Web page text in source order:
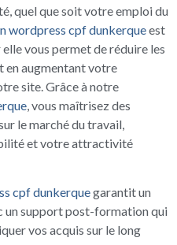
quel que soit votre emploi du
wordpress cpf dunkerqueest
vous permet de réduire les
en augmentant votre
site. Grâce à notre
, vous maîtrisez des
le marché du travail,
et votre attractivité
cpf dunkerquegarantit un
un support post-formation qui
vos acquis sur le long